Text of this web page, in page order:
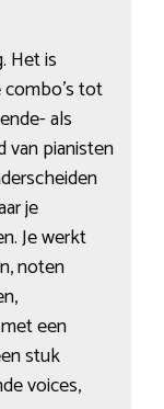
Het is
tot
als
van pianisten
je
Je werkt
noten
een
stuk
voices,